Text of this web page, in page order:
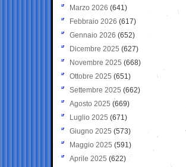
Marzo 2026 (641)
Febbraio 2026 (617)
Gennaio 2026 (652)
Dicembre 2025 (627)
Novembre 2025 (668)
Ottobre 2025 (651)
Settembre 2025 (662)
Agosto 2025 (669)
Luglio 2025 (671)
Giugno 2025 (573)
Maggio 2025 (591)
Aprile 2025 (622)